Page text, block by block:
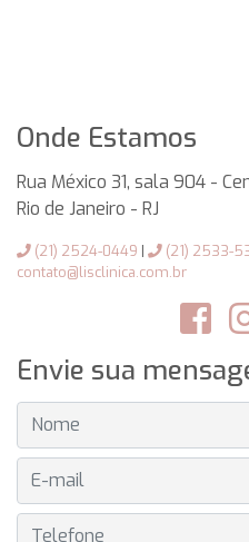
Onde Estamos
Rua México 31, sala 904 -
Rio de Janeiro - RJ
(21) 2524-0449 | (21) 2533-
contato@lisclinica.com.br
Envie sua
NOME
E-MAIL
TELEFONE